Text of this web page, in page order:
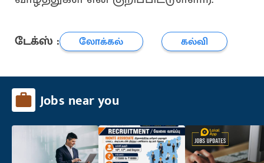
டேக்ஸ் : லோக்கல் கல்வி
Jobs near you